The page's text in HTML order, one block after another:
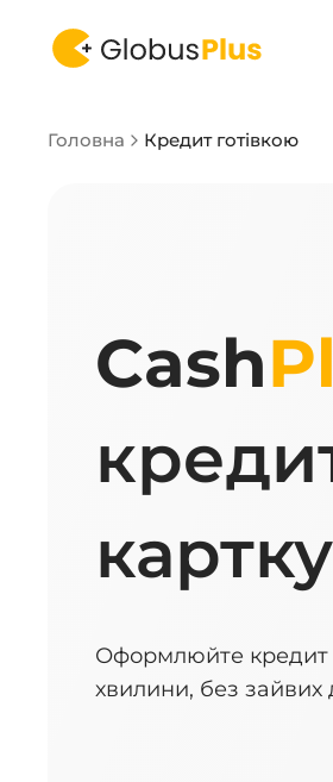
Головна Кредит готівкою
Cash
картку
Оформлюйте кредит
хвилини, без зайвих